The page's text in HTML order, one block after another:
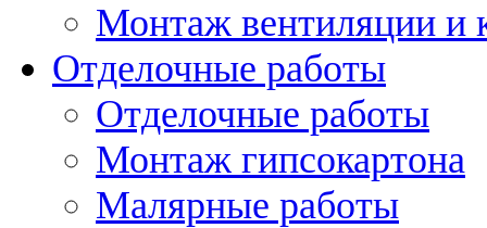
Монтаж вентиляции и
Отделочные работы
Отделочные работы
Монтаж гипсокартона
Малярные работы